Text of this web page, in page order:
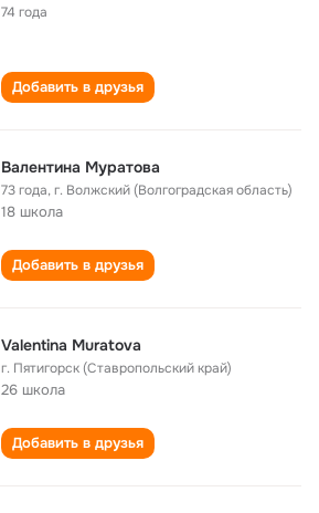
74 года
Добавить в друзья
Валентина Муратова
73 года,г. Волжский (Волгоградская область)
18 школа
Добавить в друзья
Valentina Muratova
г. Пятигорск (Ставропольский край)
26 школа
Добавить в друзья